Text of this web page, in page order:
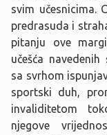
svim učesnicima.
predrasuda i
pitanju ove
učešća
sa svrhom
sportski duh,
invaliditetom
njegove